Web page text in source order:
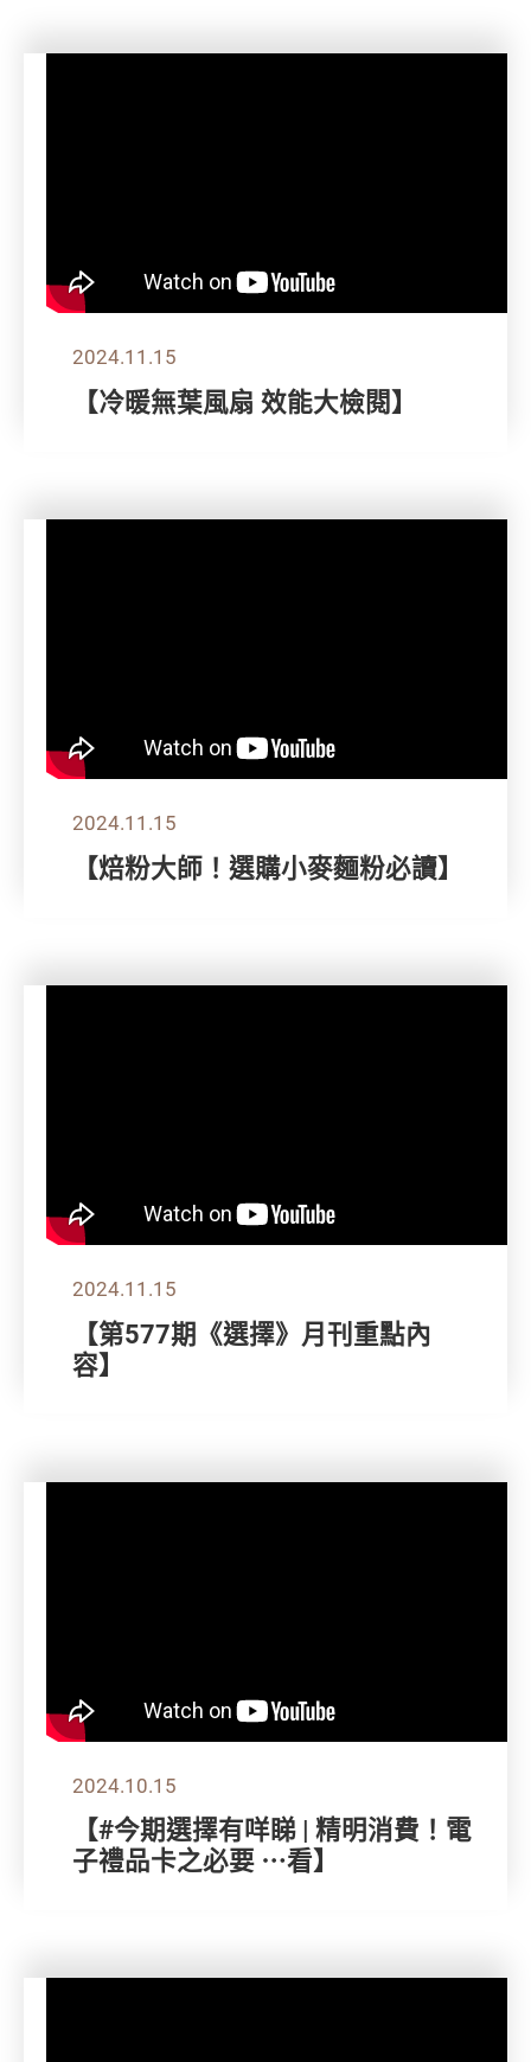
2024.11.15
【冷暖無葉風扇 效能大檢閱】
2024.11.15
【焙粉大師！選購小麥麵粉必讀】
2024.11.15
【第577期《選擇》月刊重點內
容】
2024.10.15
【#今期選擇有咩睇 | 精明消費！電
子禮品卡之必要 ⋯看】